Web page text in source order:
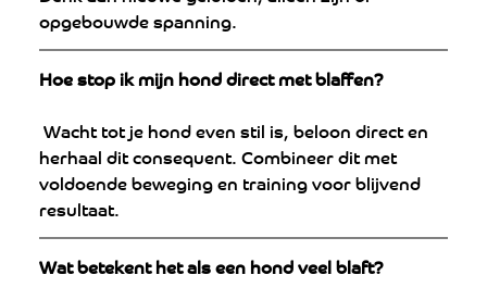
opgebouwde spanning.
Hoe stop ik mijn hond direct met blaffen?
herhaal dit consequent. Combineer dit met
voldoende beweging en training voor blijvend
resultaat.
Wat betekent het als een hond veel blaft?